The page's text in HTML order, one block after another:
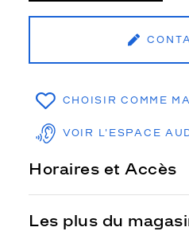
CHOISIR COMME
VOIR L'ESPACE
Horaires et Accès
Les plus du